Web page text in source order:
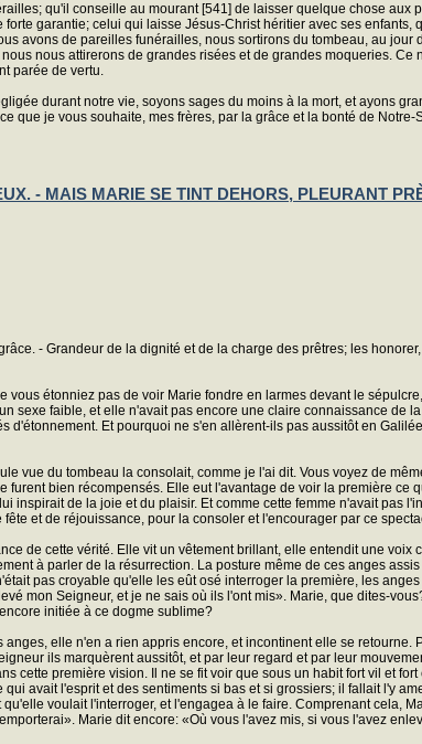
qu'il conseille au mourant [541] de laisser quelque chose
garantie; celui qui laisse Jésus-Christ héritier avec ses
avons de pareilles funérailles, nous sortirons du tombeau, au
nous attirerons de grandes risées et de grandes moqueries.
parée de vertu.
durant notre vie, soyons sages du moins à la mort, et ayons
je vous souhaite, mes frères, par la grâce et la bonté de
- MAIS MARIE SE TINT DEHORS, PLEURANT
- Grandeur de la dignité et de la charge des prêtres; les
étonniez pas de voir Marie fondre en larmes devant le
sexe faible, et elle n'avait pas encore une claire connaissance de
Et pourquoi ne s'en allèrent-ils pas aussitôt en
vue du tombeau la consolait, comme je l'ai dit. Vous voyez de
bien récompensés. Elle eut l'avantage de voir la première
inspirait de la joie et du plaisir. Et comme cette femme n'avait pas
et de réjouissance, pour la consoler et l'encourager par ce
de cette vérité. Elle vit un vêtement brillant, elle entendit une
à parler de la résurrection. La posture même de ces anges
pas croyable qu'elle les eût osé interroger la première, les
mon Seigneur, et je ne sais où ils l'ont mis». Marie, que dites-
initiée à ce dogme sublime?
elle n'en a rien appris encore, et incontinent elle se
ils marquèrent aussitôt, et par leur regard et par leur
cette première vision. Il ne se fit voir que sous un habit fort vil et
avait l'esprit et des sentiments si bas et si grossiers; il fallait l'y
voulait l'interroger, et l'engagea à le faire. Comprenant cela,
Marie dit encore: «Où vous l'avez mis, si vous l'avez